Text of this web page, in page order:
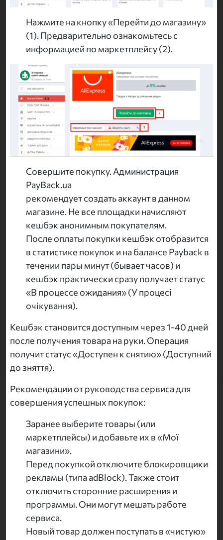
Нажмите на кнопку «Перейти до магазину»
(1). Предварительно ознакомьтесь с
информацией по маркетплейсу (2).
Совершите покупку. Администрация
PayBack.ua
рекомендует создать аккаунт в данном
магазине. Не все площадки начисляют
кешбэк анонимным покупателям.
После оплаты покупки кешбэк отобразится
в статистике покупок и на балансе Payback в
течении пары минут (бывает часов) и
кешбэк практически сразу получает статус
«В процессе ожидания» (У процесі
очікування).
Кешбэк становится доступным через 1-40 дней
после получения товара на руки. Операция
получит статус «Доступен к снятию» (Доступний
до зняття).
Рекомендации от руководства сервиса для
совершения успешных покупок:
Заранее выберите товары (или
маркетплейсы) и добавьте их в «Мої
магазини».
Перед покупкой отключите блокировщики
рекламы (типа adBlock). Также стоит
отключить сторонние расширения и
программы. Они могут мешать работе
сервиса.
Новый товар должен поступать в «чистую»